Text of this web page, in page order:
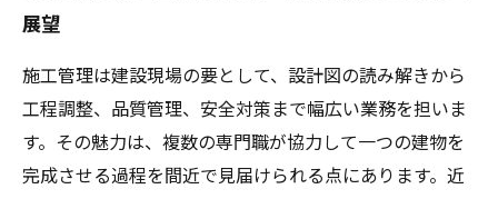
展望
施工管理は建設現場の要として、設計図の読み解きから
工程調整、品質管理、安全対策まで幅広い業務を担いま
す。その魅力は、複数の専門職が協力して一つの建物を
完成させる過程を間近で見届けられる点にあります。近